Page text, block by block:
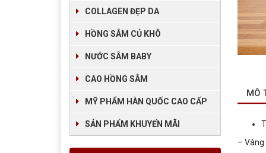
MÔ
–
COLLAGEN ĐẸP DA
HỒNG SÂM CỦ KHÔ
NƯỚC SÂM BABY
CAO HỒNG SÂM
MỸ PHẨM HÀN QUỐC CAO CẤP
SẢN PHẨM KHUYẾN MÃI